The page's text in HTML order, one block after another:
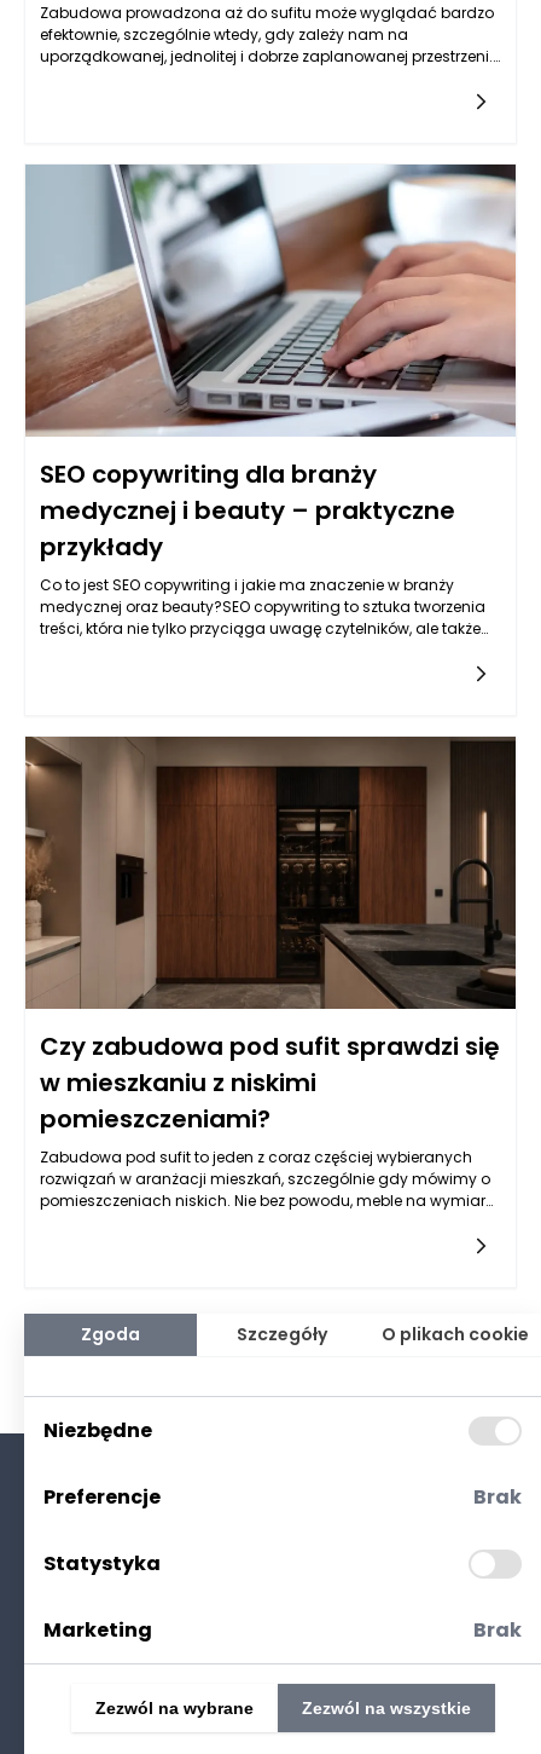
Zabudowa prowadzona aż do sufitu może wyglądać bardzo
efektownie, szczególnie wtedy, gdy zależy nam na
uporządkowanej, jednolitej i dobrze zaplanowanej przestrzeni.
takim rozwiązaniu, dlatego meble na wymiar Bielsko-Biała
powinny być projektowane z uwzględnieniem proporcji
pomieszczenia, wysokości sufitu, ilości światła i rzeczywistych
potrzeb domowników. Wysoka zabudowa może dodać
wnętrzu elegancji, ale może też je optycznie obciążyć, jeśli
zostanie źle dobrana kolorystycznie lub konstrukcyjnie.
Najlepszy efekt powstaje wtedy, gdy funkcjonalność nie
dominuje nad estetyką, a każdy element ma swoje logiczne
uzasadnienie.
SEO copywriting dla branży
medycznej i beauty – praktyczne
przykłady
Co to jest SEO copywriting i jakie ma znaczenie w branży
medycznej oraz beauty?SEO copywriting to sztuka tworzenia
treści, która nie tylko przyciąga uwagę czytelników, ale także
Czy zabudowa pod sufit sprawdzi się
w mieszkaniu z niskimi
pomieszczeniami?
Zabudowa pod sufit to jeden z coraz częściej wybieranych
rozwiązań w aranżacji mieszkań, szczególnie gdy mówimy o
pomieszczeniach niskich. Nie bez powodu, meble na wymiar
może przyczynić się do lepszego zagospodarowania nawet
zastosujemy jasne kolory i minimalistyczne formy. Gdy meble
sięgają sufitu, linie w aranżacji stają się bardziej spójne, co
minimalizuje wizualne "złamania" przestrzeni. Odpowiednio
przypadku niskich pokoi.
Polityka prywatności
Zgoda Szczegóły O plikach cookie
Niezbędne
Preferencje Brak
Statystyka
Marketing Brak
Zezwól na wybrane Zezwól na wszystkie